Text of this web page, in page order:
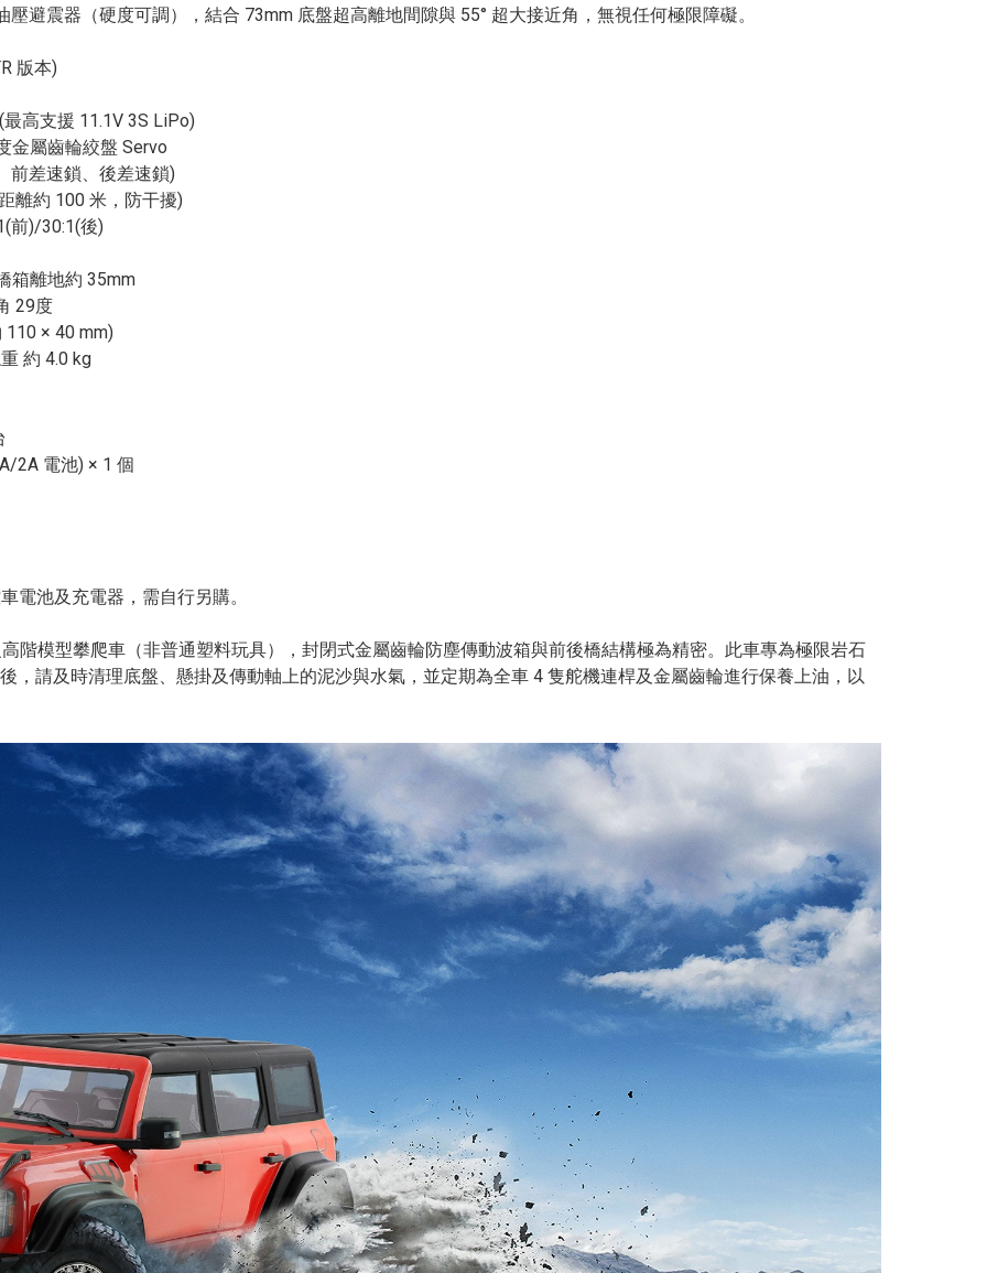
避震器（硬度可調），結合 73mm 底盤超高離地間隙與 55° 超大接近角，無視任何極限障礙。
版本)
高支援 11.1V 3S LiPo)
金屬齒輪絞盤 Servo
前差速鎖、後差速鎖)
離約 100 米，防干擾)
前)/30:1(後)
箱離地約 35mm
29度
110 × 40 mm)
約 4.0 kg
2A 電池) × 1 個
電池及充電器，需自行另購。
階模型攀爬車（非普通塑料玩具），封閉式金屬齒輪防塵傳動波箱與前後橋結構極為精密。此車專為極限岩石
，請及時清理底盤、懸掛及傳動軸上的泥沙與水氣，並定期為全車 4 隻舵機連桿及金屬齒輪進行保養上油，以